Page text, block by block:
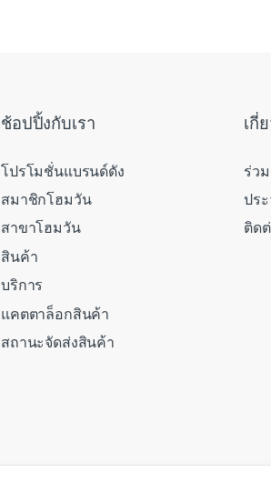
ช้อปปิ้งกับเรา
โปรโมชั่นแบรนด์ดัง
สมาชิกโฮมวัน
สาขาโฮมวัน
สินค้า
บริการ
แคตตาล็อกสินค้า
สถานะจัดส่งสินค้า
เกี่
ร่ว
ปร
ติดต่